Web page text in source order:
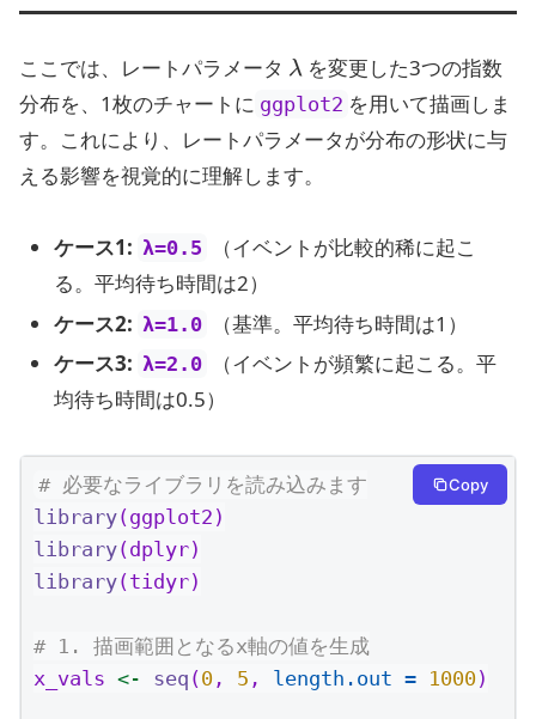
ここでは、レートパラメータ
を変更した3つの指数
分布を、1枚のチャートに ggplot2 を用いて描画しま
す。これにより、レートパラメータが分布の形状に与
える影響を視覚的に理解します。
ケース1: λ=0.5
（イベントが比較的稀に起こ
る。平均待ち時間は2）
ケース2: λ=1.0
（基準。平均待ち時間は1）
ケース3: λ=2.0
（イベントが頻繁に起こる。平
均待ち時間は0.5）
# 必要なライブラリを読み込みます
library(ggplot2)
library(dplyr)
library(tidyr)
# 1. 描画範囲となるx軸の値を生成
x_vals <- seq (0 , 5 , length.out = 1000)
Copy